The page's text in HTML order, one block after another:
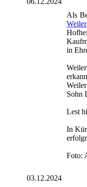
Als
Weiler
in
Sohn
Lest
In
Foto:
03.12.2024